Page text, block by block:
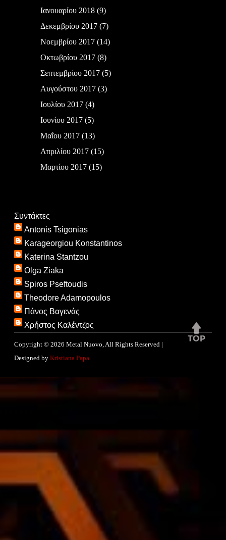
Ιανουαρίου 2018(9)
Δεκεμβρίου 2017(7)
Νοεμβρίου 2017(14)
Οκτωβρίου 2017(8)
Σεπτεμβρίου 2017(5)
Αυγούστου 2017(3)
Ιουλίου 2017(4)
Ιουνίου 2017(5)
Μαΐου 2017(13)
Απριλίου 2017(15)
Μαρτίου 2017(15)
Συντάκτες
Antonis Tsigonias
Karageorgiou Konstantinos
Katerina Stantzou
Olga Ziaka
Spiros Pseftoudis
Theodore Adamopoulos
Πάνος Βαγενάς
Χρήστος Καλέντζος
Copyright © 2026 Metal Nuovo , All Rights Reserved |
Designed by Kristiana Papa